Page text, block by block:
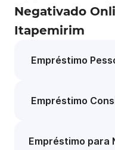
Negativado
Itapemirim
Empréstimo
Empréstimo
Empréstimo para